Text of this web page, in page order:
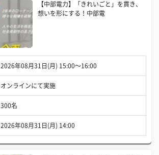
【中部電力】「きれいごと」を貫き、
想いを形にする！中部電
2026年08月31日(月) 15:00〜16:00
オンラインにて実施
300名
2026年08月31日(月) 14:00